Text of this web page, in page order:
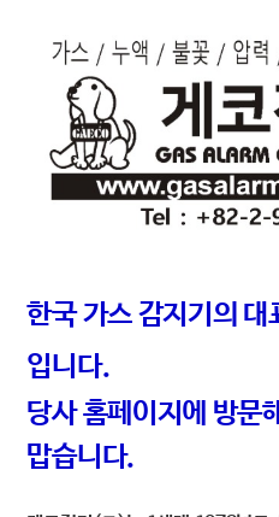
한국 가스 감지기의
입니다.
당사 홈페이지에 방문
맙습니다.